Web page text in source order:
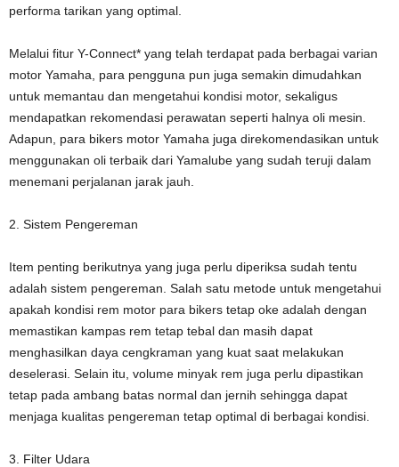
performa tarikan yang optimal.
Melalui fitur Y-Connect* yang telah terdapat pada berbagai varian
motor Yamaha, para pengguna pun juga semakin dimudahkan
untuk memantau dan mengetahui kondisi motor, sekaligus
mendapatkan rekomendasi perawatan seperti halnya oli mesin.
Adapun, para bikers motor Yamaha juga direkomendasikan untuk
menggunakan oli terbaik dari Yamalube yang sudah teruji dalam
menemani perjalanan jarak jauh.
2. Sistem Pengereman
Item penting berikutnya yang juga perlu diperiksa sudah tentu
adalah sistem pengereman. Salah satu metode untuk mengetahui
apakah kondisi rem motor para bikers tetap oke adalah dengan
memastikan kampas rem tetap tebal dan masih dapat
menghasilkan daya cengkraman yang kuat saat melakukan
deselerasi. Selain itu, volume minyak rem juga perlu dipastikan
tetap pada ambang batas normal dan jernih sehingga dapat
menjaga kualitas pengereman tetap optimal di berbagai kondisi.
3. Filter Udara